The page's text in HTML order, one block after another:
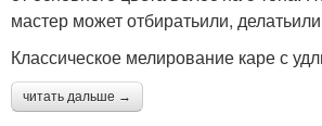
мастер может отбиратьили,
Классическое мелирование каре с
читать дальше →